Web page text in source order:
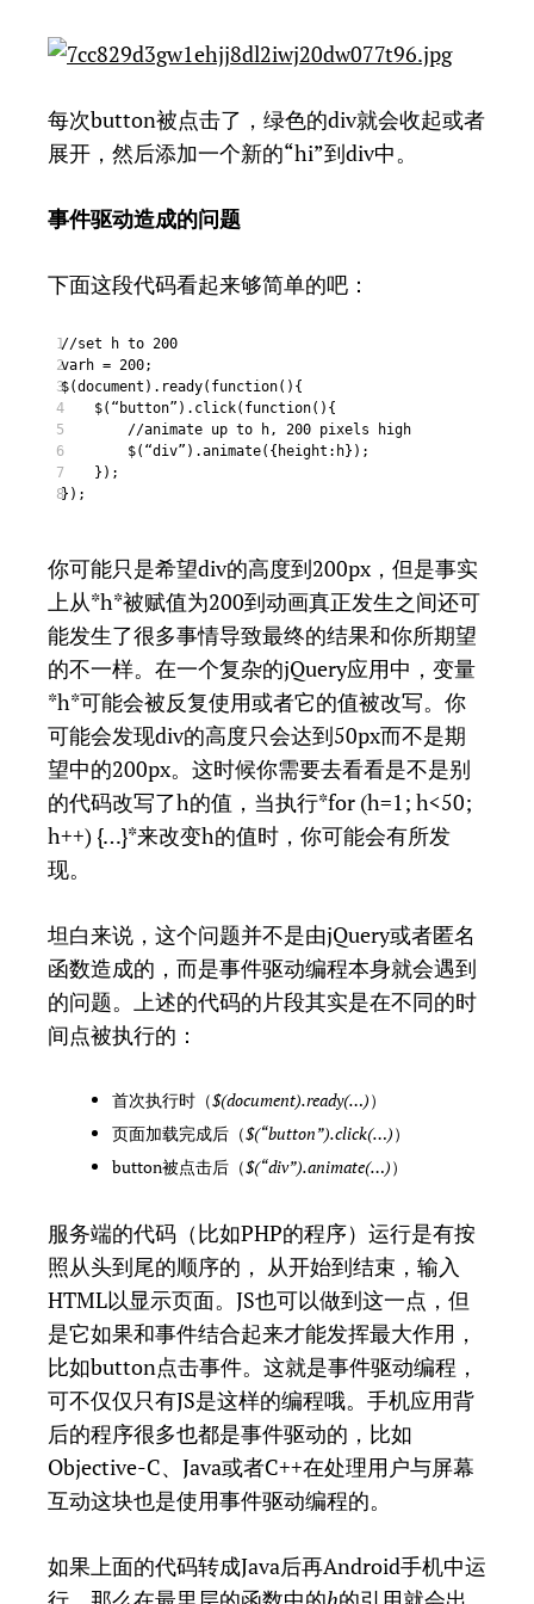
每次button被点击了，绿色的div就会收起或者
展开，然后添加一个新的“hi”到div中。
事件驱动造成的问题
下面这段代码看起来够简单的吧：
1
2
3
4
5
6
7
8
//set h to 200
varh = 200;
$(document).ready(function(){
$(“button”).click(function(){
//animate up to h, 200 pixels high
$(“div”).animate({height:h});
});
});
你可能只是希望div的高度到200px，但是事实
上从*h*被赋值为200到动画真正发生之间还可
能发生了很多事情导致最终的结果和你所期望
的不一样。在一个复杂的jQuery应用中，变量
*h*可能会被反复使用或者它的值被改写。你
可能会发现div的高度只会达到50px而不是期
望中的200px。这时候你需要去看看是不是别
的代码改写了h的值，当执行*for (h=1; h<50;
h++) {…}*来改变h的值时，你可能会有所发
现。
坦白来说，这个问题并不是由jQuery或者匿名
函数造成的，而是事件驱动编程本身就会遇到
的问题。上述的代码的片段其实是在不同的时
间点被执行的：
首次执行时（$(document).ready(…)）
页面加载完成后（$(“button”).click(…)）
button被点击后（$(“div”).animate(…)）
服务端的代码（比如PHP的程序）运行是有按
照从头到尾的顺序的， 从开始到结束，输入
HTML以显示页面。JS也可以做到这一点，但
是它如果和事件结合起来才能发挥最大作用，
比如button点击事件。这就是事件驱动编程，
可不仅仅只有JS是这样的编程哦。手机应用背
后的程序很多也都是事件驱动的，比如
Objective-C、Java或者C++在处理用户与屏幕
互动这块也是使用事件驱动编程的。
如果上面的代码转成Java后再Android手机中运